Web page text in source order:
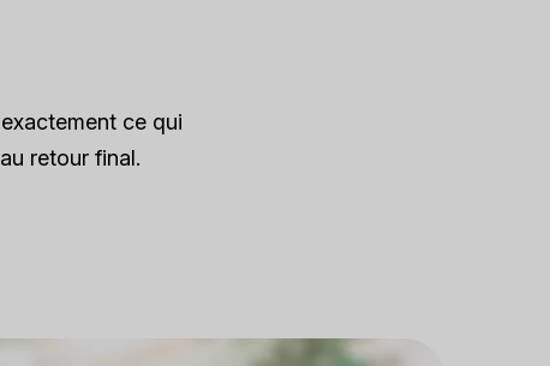
ce qui
retour final.